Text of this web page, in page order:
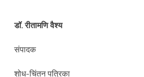
डॉ. रीतामणि वैश्य
संपादक
शोध-चिंतन पत्रिका